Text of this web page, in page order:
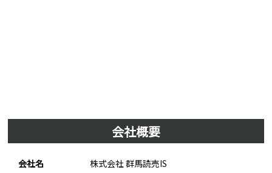
会社概要
会社名 株式会社 群馬読売IS